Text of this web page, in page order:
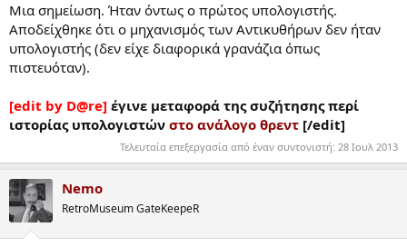
Μια σημείωση. Ήταν όντως ο πρώτος υπολογιστής.
Αποδείχθηκε ότι ο μηχανισμός των Αντικυθήρων δεν ήταν
υπολογιστής (δεν είχε διαφορικά γρανάζια όπως
πιστευόταν).
[edit by D@re] έγινε μεταφορά της συζήτησης περί
ιστορίας υπολογιστών στο ανάλογο θρεντ [/edit]
Τελευταία επεξεργασία από έναν συντονιστή: 28 Ιουλ 2013
Nemo
RetroMuseum GateKeepeR